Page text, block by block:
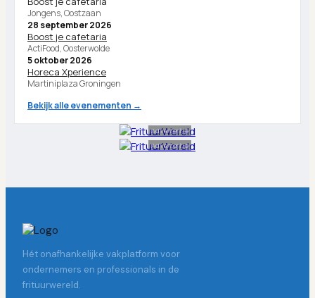
Jongens, Oostzaan
28 september 2026
Boost je cafetaria
ActiFood, Oosterwolde
5 oktober 2026
Horeca Xperience
Martiniplaza Groningen
Bekijk alle evenementen →
Advertentie
Advertentie
Hét onafhankelijke vakplatform voor
ondernemers en professionals in de
frituurwereld.